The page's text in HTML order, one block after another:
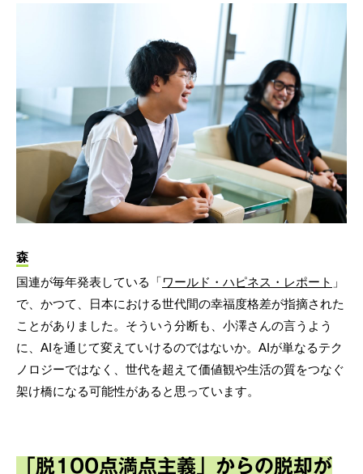
森
国連が毎年発表している「ワールド・ハピネス・レポート 」
で、かつて、日本における世代間の幸福度格差が指摘された
ことがありました。そういう分断も、小澤さんの言うよう
に、AIを通じて変えていけるのではないか。AIが単なるテク
ノロジーではなく、世代を超えて価値観や生活の質をつなぐ
架け橋になる可能性があると思っています。
「脱100点満点主義」からの脱却が